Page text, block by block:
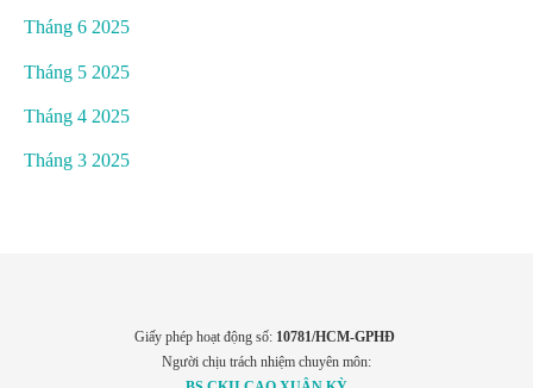
Tháng 6 2025
Tháng 5 2025
Tháng 4 2025
Tháng 3 2025
Giấy phép hoạt động số: 10781/HCM-GPHĐ
Người chịu trách nhiệm chuyên môn: